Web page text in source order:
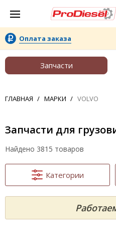
Оплата заказа
Запчасти
ГЛАВНАЯ МАРКИ VOLVO
Запчасти для
Найдено 3815 товаров
Категории